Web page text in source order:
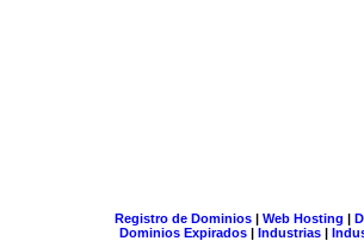
Registro de Dominios| Web Hosting |
Dominios Expirados | Industrias |